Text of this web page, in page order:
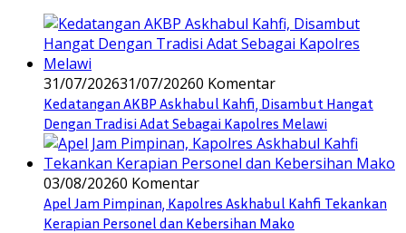
31/07/202631/07/20260 Komentar
Kedatangan AKBP Askhabul Kahfi, Disambut Hangat
Dengan Tradisi Adat Sebagai Kapolres Melawi
03/08/20260 Komentar
Apel Jam Pimpinan, Kapolres Askhabul Kahfi Tekankan
Kerapian Personel dan Kebersihan Mako